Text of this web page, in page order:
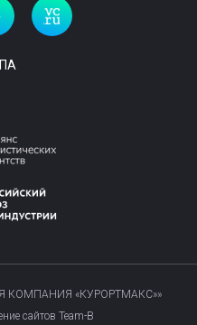
КОМПАНИЯ «КУРОРТМАКС»»
сайтов Team-B